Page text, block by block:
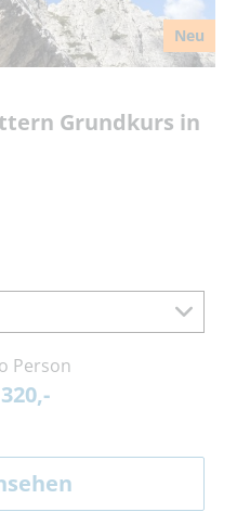
Neu
Grundkurs in
Person